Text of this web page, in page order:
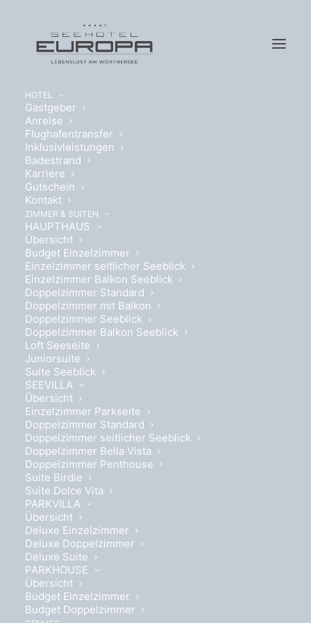
HOTEL
Gastgeber
Anreise
Flughafentransfer
Inklusivleistungen
Badestrand
Karriere
Gutschein
Kontakt
ZIMMER & SUITEN
HAUPTHAUS
Übersicht
Budget Einzelzimmer
Einzelzimmer seitlicher Seeblick
Einzelzimmer Balkon Seeblick
Doppelzimmer Standard
Doppelzimmer mit Balkon
Doppelzimmer Seeblick
Doppelzimmer Balkon Seeblick
Loft Seeseite
Juniorsuite
Suite Seeblick
SEEVILLA
Übersicht
Einzelzimmer Parkseite
Doppelzimmer Standard
Doppelzimmer seitlicher Seeblick
Doppelzimmer Bella Vista
Doppelzimmer Penthouse
Suite Birdie
Suite Dolce Vita
PARKVILLA
Übersicht
Deluxe Einzelzimmer
Deluxe Doppelzimmer
Deluxe Suite
PARKHOUSE
Übersicht
Budget Einzelzimmer
Budget Doppelzimmer
AKTIVITÄT.
TENNIS & REITEN
Die Pferde sind gesattelt.